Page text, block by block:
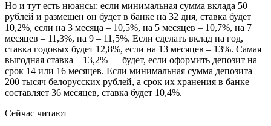
Но и тут есть нюансы: если минимальная сумма вклада 50
рублей и размещен он будет в банке на 32 дня, ставка будет
10,2%, если на 3 месяца – 10,5%, на 5 месяцев – 10,7%, на 7
месяцев – 11,3%, на 9 – 11,5%. Если сделать вклад на год,
ставка годовых будет 12,8%, если на 13 месяцев – 13%. Самая
выгодная ставка – 13,2% — будет, если оформить депозит на
срок 14 или 16 месяцев. Если минимальная сумма депозита
200 тысяч белорусских рублей, а срок их хранения в банке
составляет 36 месяцев, ставка будет 10,4%.
Сейчас читают